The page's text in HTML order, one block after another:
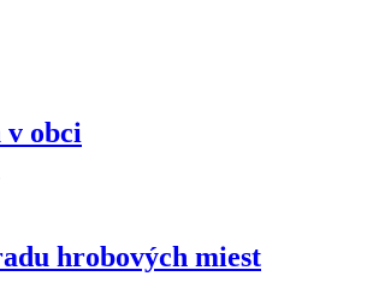
v obci
hrobových miest